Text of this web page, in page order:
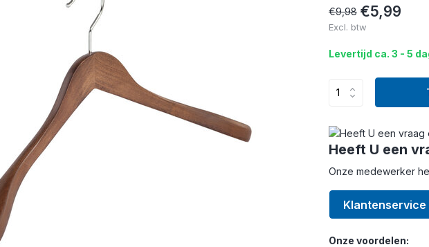
€9,98 €5,99
Excl. btw
Levertijd ca. 3 - 5
Heeft U een
Onze medewerker
Klantenservice
Onze voordelen: